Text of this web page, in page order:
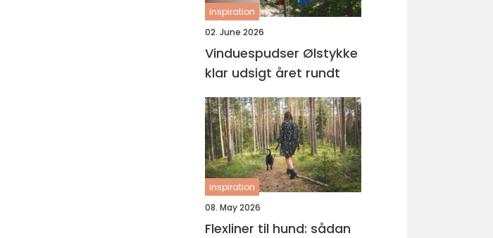
inspiration
02. June 2026
Vinduespudser Ølstykke
klar udsigt året rundt
inspiration
08. May 2026
Flexliner til hund: sådan